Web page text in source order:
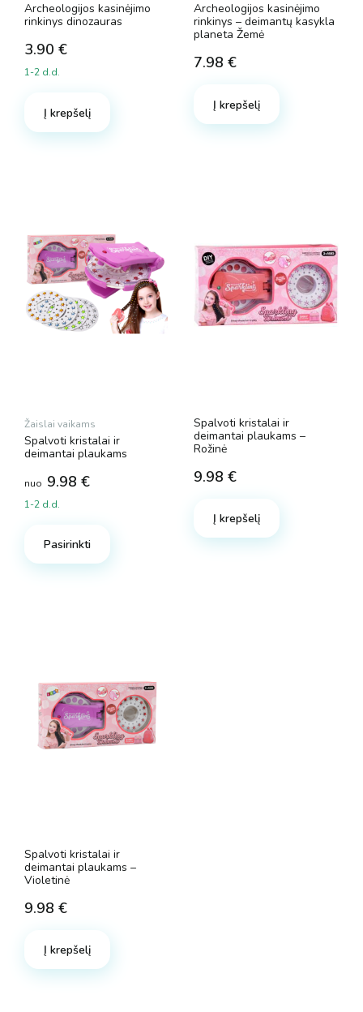
Archeologijos kasinėjimo
rinkinys dinozauras
3.90 €
1-2 d.d.
Į krepšelį
Archeologijos kasinėjimo
rinkinys – deimantų kasykla
planeta Žemė
7.98 €
Į krepšelį
Žaislai vaikams
Spalvoti kristalai ir
deimantai plaukams
nuo 9.98 €
1-2 d.d.
Pasirinkti
chosen
on
the
Spalvoti kristalai ir
deimantai plaukams –
Rožinė
9.98 €
Į krepšelį
Spalvoti kristalai ir
deimantai plaukams –
Violetinė
9.98 €
Į krepšelį